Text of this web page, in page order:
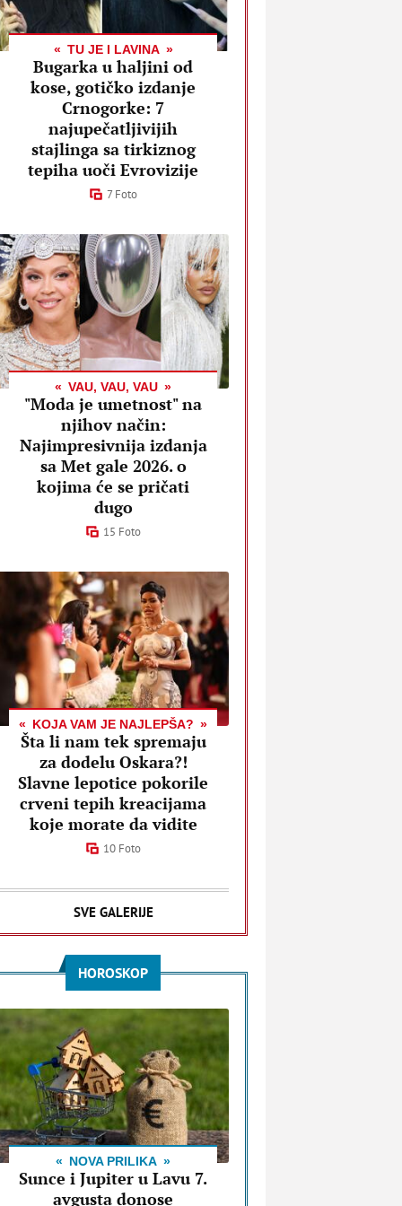
TU JE I LAVINA
Bugarka u haljini od
kose, gotičko izdanje
Crnogorke: 7
najupečatljivijih
stajlinga sa tirkiznog
tepiha uoči Evrovizije
7 Foto
VAU, VAU, VAU
"Moda je umetnost" na
njihov način:
Najimpresivnija izdanja
sa Met gale 2026. o
kojima će se pričati
dugo
15 Foto
KOJA VAM JE NAJLEPŠA?
Šta li nam tek spremaju
za dodelu Oskara?!
Slavne lepotice pokorile
crveni tepih kreacijama
koje morate da vidite
10 Foto
SVE GALERIJE
HOROSKOP
NOVA PRILIKA
Sunce i Jupiter u Lavu 7.
avgusta donose